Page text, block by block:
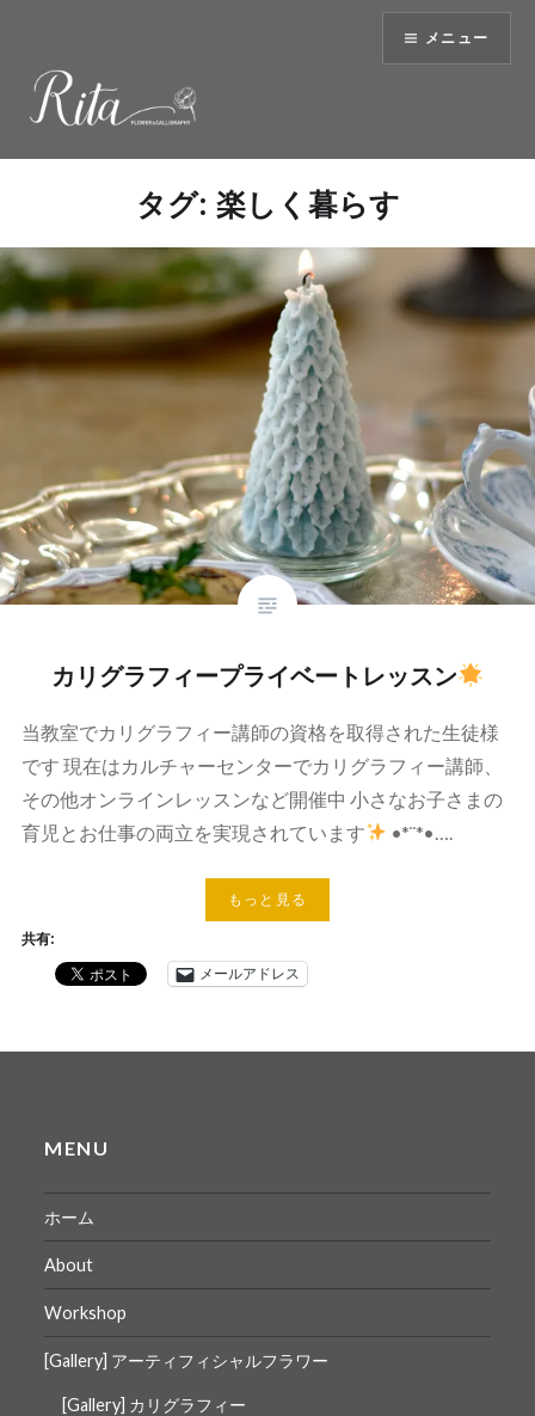
へ
ッ
プ
メニュー
タグ: 楽しく暮らす
カリグラフィープライベートレッスン
当教室でカリグラフィー講師の資格を取得された生徒様
です 現在はカルチャーセンターでカリグラフィー講師、
その他オンラインレッスンなど開催中 小さなお子さまの
育児とお仕事の両立を実現されています
•*¨*•….
もっと見る
共有:
メールアドレス
MENU
ホーム
About
Workshop
[Gallery] アーティフィシャルフラワー
[Gallery] カリグラフィー